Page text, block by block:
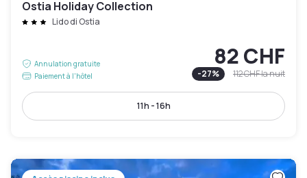
Ostia Holiday Collection
Lido di Ostia
Annulation gratuite
Paiement à l'hôtel
82 CHF
-27% 112 CHFla nuit
11h - 16h